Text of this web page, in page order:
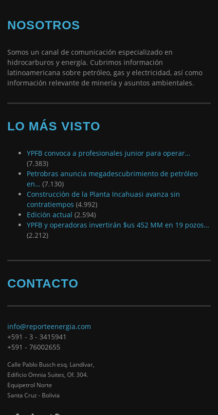
NOSOTROS
Somos un canal de comunicación especializado en
hidrocarburos y energía. Cubrimos información
latinoamericana sobre petróleo, gas y electricidad, así como
información relevante de minería y asuntos ambientales.
LO MÁS VISTO
YPFB convoca a profesionales junior para operar…
(7.383)
Petrobras anuncia megadescubrimiento de petróleo
en… (7.130)
Construcción de la Planta Incahuasi avanza sin
contratiempos (4.992)
Edición actual (2.594)
YPFB y operadoras invertirán $us 452 MM en 19 pozos…
(2.212)
CONTACTO
info@reporteenergia.com
+591 - 3 - 3415941
+591 - 76002655
Calle Pablo Busch esq. Landívar,
Edificio Omnia Suites, Of. 304.
Equipetrol Norte
Santa Cruz - Bolivia